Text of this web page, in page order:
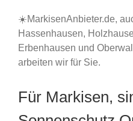
☀️MarkisenAnbieter.de,
Hassenhausen,
Erbenhausen und
arbeiten wir für Sie.
Für Markisen,